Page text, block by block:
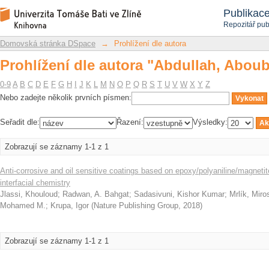
Repozitář
Prohlížení dle autora "Abdullah,
Repozitář DSpace/Manakin
Domovská stránka DSpace → Prohlížení dle autora
Prohlížení dle autora "Abdullah,
0-9 A B C D E F G H J K L M N O P Q R S T U V W X Y Z
Nebo zadejte několik prvních písmen:
Seřadit dle: Řazení: Výsledky:
Zobrazují se záznamy 1-1 z 1
Anti-corrosive and oil sensitive coatings based on epoxy/polyaniline/
interfacial chemistry
Jlassi, Khouloud; Radwan, A. Bahgat; Sadasivuni, Kishor Kumar; Mrlík,
Mohamed M.; Krupa, Igor (Nature Publishing Group, 2018)
Zobrazují se záznamy 1-1 z 1